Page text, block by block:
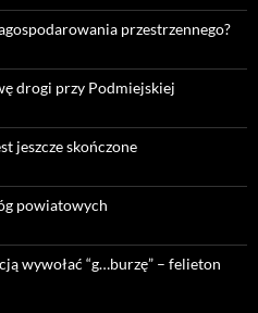
przestrzennego?
drogi przy Podmiejskiej
jeszcze skończone
powiatowych
wywołać “g…burzę” – felieton